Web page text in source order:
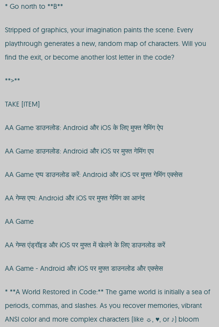
* Go north to **B**
Stripped of graphics, your imagination paints the scene. Every
playthrough generates a new, random map of characters. Will you
find the exit, or become another lost letter in the code?
**>**
TAKE [ITEM]
AA Game डाउनलोड: Android और iOS के लिए मुफ्त गेमिंग ऐप
AA Game डाउनलोड: Android और iOS पर मुफ्त गेमिंग एप
AA Game एप्प डाउनलोड करें: Android और iOS पर मुफ्त गेमिंग एक्सेस
AA गेम्स एप्प: Android और iOS पर मुफ्त गेमिंग का आनंद
AA Game
AA गेम्स एंड्रॉइड और iOS पर मुफ्त में खेलने के लिए डाउनलोड करें
AA Game - Android और iOS पर मुफ्त डाउनलोड और एक्सेस
* **A World Restored in Code:** The game world is initially a sea of
periods, commas, and slashes. As you recover memories, vibrant
ANSI color and more complex characters (like ☼, ♥, or ♪) bloom